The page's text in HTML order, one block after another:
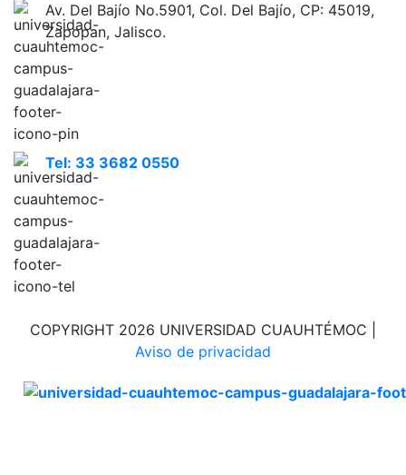
Av. Del Bajío No.5901, Col. Del Bajío, CP: 45019,
Zapopan, Jalisco.
Tel: 33 3682 0550
COPYRIGHT 2026 UNIVERSIDAD CUAUHTÉMOC |
Aviso de privacidad